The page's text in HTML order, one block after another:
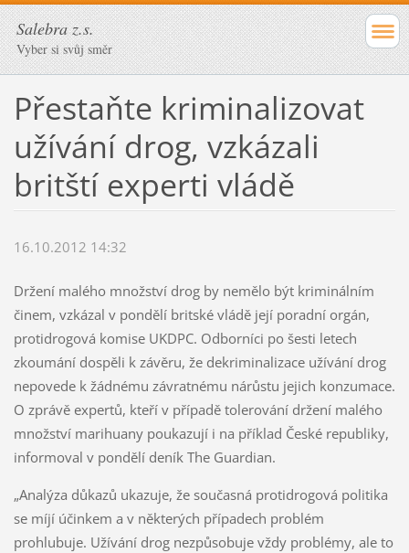
Salebra z.s.
Vyber si svůj směr
Přestaňte kriminalizovat
užívání drog, vzkázali
britští experti vládě
16.10.2012 14:32
Držení malého množství drog by nemělo být kriminálním
činem, vzkázal v pondělí britské vládě její poradní orgán,
protidrogová komise UKDPC. Odborníci po šesti letech
zkoumání dospěli k závěru, že dekriminalizace užívání drog
nepovede k žádnému závratnému nárůstu jejich konzumace.
O zprávě expertů, kteří v případě tolerování držení malého
množství marihuany poukazují i na příklad České republiky,
informoval v pondělí deník The Guardian.
„Analýza důkazů ukazuje, že současná protidrogová politika
se míjí účinkem a v některých případech problém
prohlubuje. Užívání drog nezpůsobuje vždy problémy, ale to